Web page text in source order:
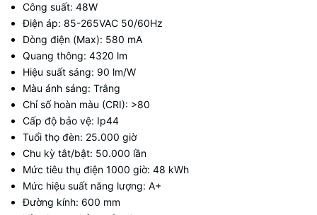
Công suất: 48W
Điện áp: 85-265VAC 50/60Hz
Dòng điện (Max): 580 mA
Quang thông: 4320 lm
Hiệu suất sáng: 90 lm/W
Màu ánh sáng: Trắng
Chỉ số hoàn màu (CRI): >80
Cấp độ bảo vệ: Ip44
Tuổi thọ đèn: 25.000 giờ
Chu kỳ tắt/bật: 50.000 lần
Mức tiêu thụ điện 1000 giờ: 48 kWh
Mức hiệu suất năng lượng: A+
Đường kính: 600 mm